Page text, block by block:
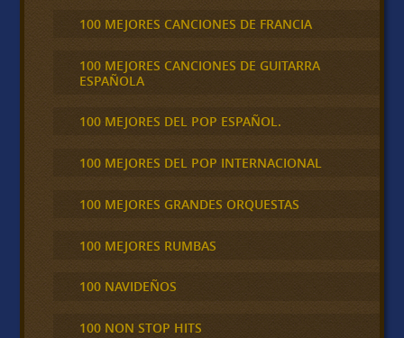
100 MEJORES CANCIONES DE FRANCIA
100 MEJORES CANCIONES DE GUITARRA
ESPAÑOLA
100 MEJORES DEL POP ESPAÑOL.
100 MEJORES DEL POP INTERNACIONAL
100 MEJORES GRANDES ORQUESTAS
100 MEJORES RUMBAS
100 NAVIDEÑOS
100 NON STOP HITS